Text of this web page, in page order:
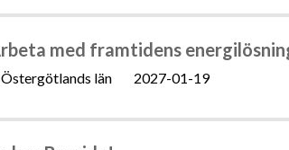
med framtidens
Östergötlands län 2027-01-19